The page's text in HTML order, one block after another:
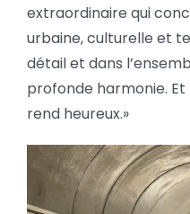
extraordinaire qui
urbaine, culturelle et
détail et dans
profonde harmonie. Et
rend heureux.»